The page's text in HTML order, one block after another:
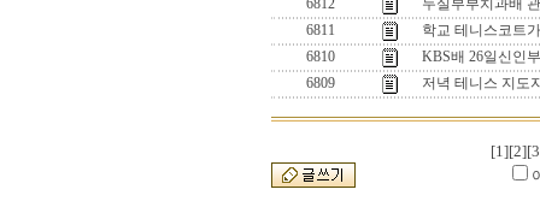
6812
두실부부치과배
6811
학교 테니스코트
6810
KBS배 26일신인
6809
저녁 테니스 지도
[1][2]